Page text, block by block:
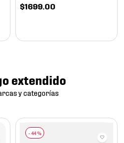
$1699.00
extendido
y categorías
- 44 %